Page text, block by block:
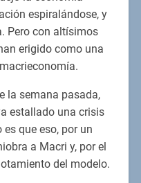
espiralándose, y
Pero con altísimos
erigido como una
la semana pasada,
estallado una crisis
que eso, por un
a Macri y, por el
del modelo.